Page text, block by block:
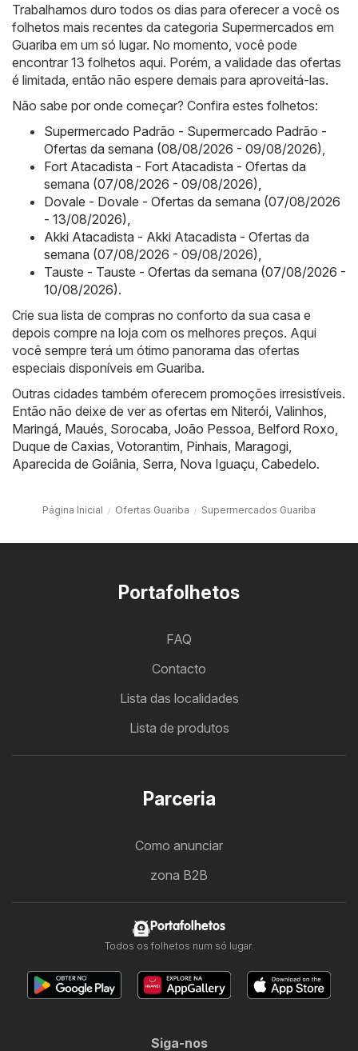
Trabalhamos duro todos os dias para oferecer a você os
folhetos mais recentes da categoria Supermercados em
Guariba em um só lugar. No momento, você pode
encontrar 13 folhetos aqui. Porém, a validade das ofertas
é limitada, então não espere demais para aproveitá-las.
Não sabe por onde começar? Confira estes folhetos:
Supermercado Padrão - Supermercado Padrão -
Ofertas da semana (08/08/2026 - 09/08/2026)
Fort Atacadista - Fort Atacadista - Ofertas da
semana (07/08/2026 - 09/08/2026)
Dovale - Dovale - Ofertas da semana (07/08/2026
- 13/08/2026)
Akki Atacadista - Akki Atacadista - Ofertas da
semana (07/08/2026 - 09/08/2026)
Tauste - Tauste - Ofertas da semana (07/08/2026 -
10/08/2026).
Crie sua lista de compras no conforto da sua casa e
depois compre na loja com os melhores preços. Aqui
você sempre terá um ótimo panorama das ofertas
especiais disponíveis em Guariba.
Outras cidades também oferecem promoções irresistíveis.
Então não deixe de ver as ofertas em Niterói Valinhos
Maringá Maués Sorocaba João Pessoa Belford Roxo
Duque de Caxias Votorantim Pinhais Maragogi
Aparecida de Goiânia Serra Nova Iguaçu Cabedelo.
Página Inicial Ofertas Guariba Supermercados Guariba
Portafolhetos
FAQ
Contacto
Lista das localidades
Lista de produtos
Parceria
Como anunciar
zona B2B
Portafolhetos
Todos os folhetos num só lugar.
Siga-nos